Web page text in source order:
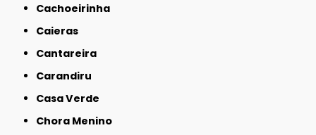
Cachoeirinha
Caieras
Cantareira
Carandiru
Casa Verde
Chora Menino